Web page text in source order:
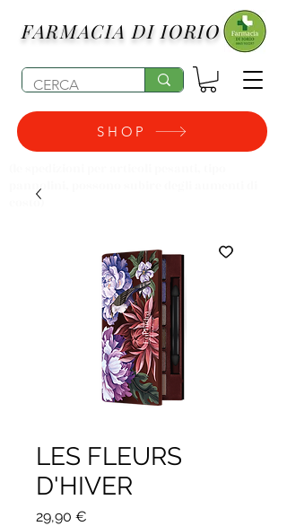
FARMACIA DI IORIO
SHOP
pannolini, possono subire degli aumenti di
costo)
LES FLEURS
D'HIVER
29,90 €